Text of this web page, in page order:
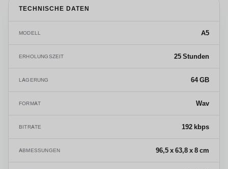
TECHNISCHE DATEN
MODELL A5
ERHOLUNGSZEIT 25 Stunden
LAGERUNG 64 GB
FORMAT Wav
BITRATE 192 kbps
ABMESSUNGEN 96,5 x 63,8 x 8 cm